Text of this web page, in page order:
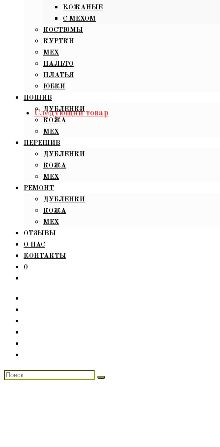
КОЖАНЫЕ
С МЕХОМ
КОСТЮМЫ
КУРТКИ
МЕХ
ПАЛЬТО
ПЛАТЬЯ
ЮБКИ
ПОШИВ
ДУБЛЕНКИ
КОЖА
МЕХ
ПЕРЕШИВ
ДУБЛЕНКИ
КОЖА
МЕХ
РЕМОНТ
ДУБЛЕНКИ
КОЖА
МЕХ
ОТЗЫВЫ
О НАС
КОНТАКТЫ
0
Следующий товар